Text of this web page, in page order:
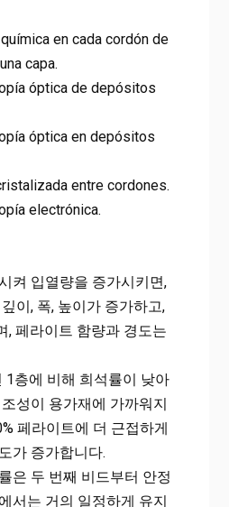
en cada cordón de
capa.
óptica de depósitos
óptica en depósitos
entre cordones.
electrónica.
켜 입열량을 증가시키면,
이, 폭, 높이가 증가하고,
, 페라이트 함량과 경도는
1층에 비해 희석률이 낮아
성이 용가재에 가까워지
페라이트에 더 근접하게
가 증가합니다.
은 두 번째 비드부터 안정
서는 거의 일정하게 유지